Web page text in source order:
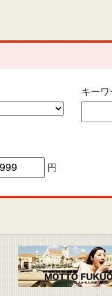
キーワ
円